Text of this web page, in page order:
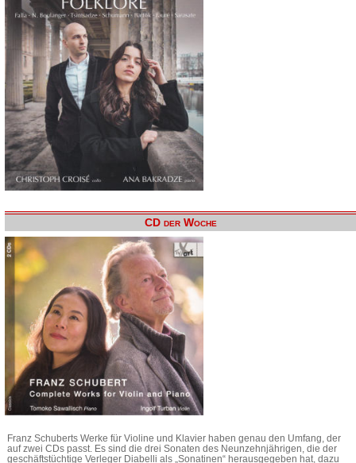
CD der Woche
Franz Schuberts Werke für Violine und Klavier haben genau den Umfang, der
auf zwei CDs passt. Es sind die drei Sonaten des Neunzehnjährigen, die der
geschäftstüchtige Verleger Diabelli als „Sonatinen“ herausgegeben hat, dazu